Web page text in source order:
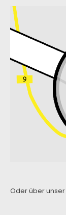
Oder über unser